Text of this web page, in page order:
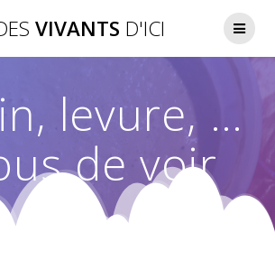
au
VIVANTS D'ICI
levure, …
de voir